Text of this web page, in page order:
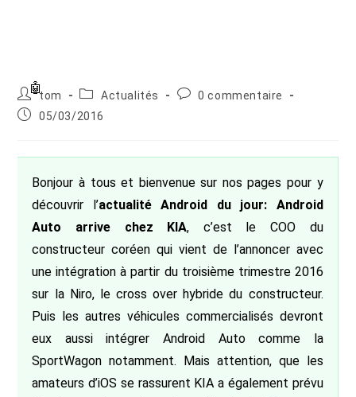
Auteur/autrice
de
la
tom
PostActualités
Commentaires
0 commentaire
Publication
05/03/2016
Bonjour à tous et bienvenue sur nos pages pour y
découvrir l’actualité Android du jour: Android
Auto arrive chez KIA, c’est le COO du
constructeur coréen qui vient de l’annoncer avec
une intégration à partir du troisième trimestre 2016
sur la Niro, le cross over hybride du constructeur.
Puis les autres véhicules commercialisés devront
eux aussi intégrer Android Auto comme la
SportWagon notamment. Mais attention, que les
amateurs d’iOS se rassurent KIA a également prévu